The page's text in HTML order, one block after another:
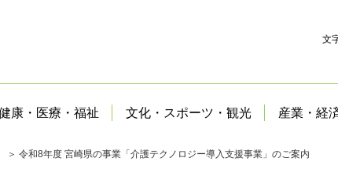
文
康・医療・福祉 文化・スポーツ・観光 産業・経
＞ 令和8年度 宮崎県の事業「介護テクノロジー導入支援事業」のご案内